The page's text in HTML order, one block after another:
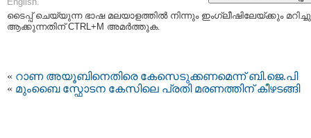
ടൈപ്പ്‌ ചെയ്യുന്ന ഭാഷ മലയാളത്തില്‍ നിന്നും ഇംഗ്ലീഷിലേയ്ക്കും
ആക്കുന്നതിന് CTRL+M അമര്‍ത്തുക.
« റാണ അയൂബിനെതിരെ കേസെടുക്കണമെന്ന് ബി.ജെ.പി
« മുംബൈ സ്ഫോടന കേസിലെ പ്രതി മരണത്തിന് കീഴടങ്ങി